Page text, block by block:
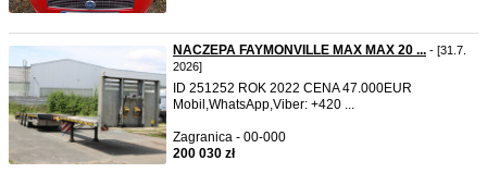
NACZEPA FAYMONVILLE MAX MAX 20 ... - [31.7.
2026]
ID 251252 ROK 2022 CENA 47.000EUR
Mobil,WhatsApp,Viber: +420 ...
Zagranica - 00-000
200 030 zł